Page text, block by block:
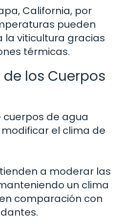
California, por
pueden
la viticultura gracias
térmicas.
los Cuerpos
cuerpos de agua
el clima de
a moderar las
un clima
comparación con